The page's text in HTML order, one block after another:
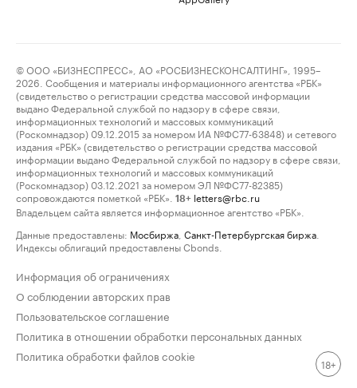
© ООО «БИЗНЕСПРЕСС», АО «РОСБИЗНЕСКОНСАЛТИНГ», 1995–
2026. Сообщения и материалы информационного агентства «РБК»
(свидетельство о регистрации средства массовой информации
выдано Федеральной службой по надзору в сфере связи,
информационных технологий и массовых коммуникаций
(Роскомнадзор) 09.12.2015 за номером ИА №ФС77-63848) и сетевого
издания «РБК» (свидетельство о регистрации средства массовой
информации выдано Федеральной службой по надзору в сфере связи,
информационных технологий и массовых коммуникаций
(Роскомнадзор) 03.12.2021 за номером ЭЛ №ФС77-82385)
сопровождаются пометкой «РБК».
18+ letters@rbc.ru
Владельцем сайта является информационное агентство «РБК».
Данные предоставлены: Мосбиржа Санкт-Петербургская биржа
Индексы облигаций предоставлены Cbonds.
Информация об ограничениях
О соблюдении авторских прав
Пользовательское соглашение
Политика в отношении обработки персональных данных
Политика обработки файлов cookie
18+